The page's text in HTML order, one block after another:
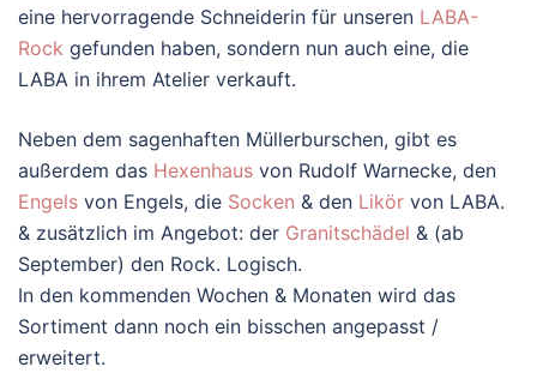
eine hervorragende Schneiderin für unseren LABA-
Rock gefunden haben, sondern nun auch eine, die
LABA in ihrem Atelier verkauft.
Neben dem sagenhaften Müllerburschen, gibt es
außerdem das Hexenhaus von Rudolf Warnecke, den
Engels von Engels, die Socken & den Likör von LABA.
& zusätzlich im Angebot: der Granitschädel & (ab
September) den Rock. Logisch.
In den kommenden Wochen & Monaten wird das
Sortiment dann noch ein bisschen angepasst /
erweitert.